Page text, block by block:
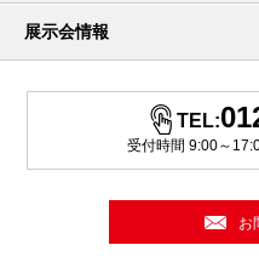
展示会情報
TEL:
受付時間 9:00～
お